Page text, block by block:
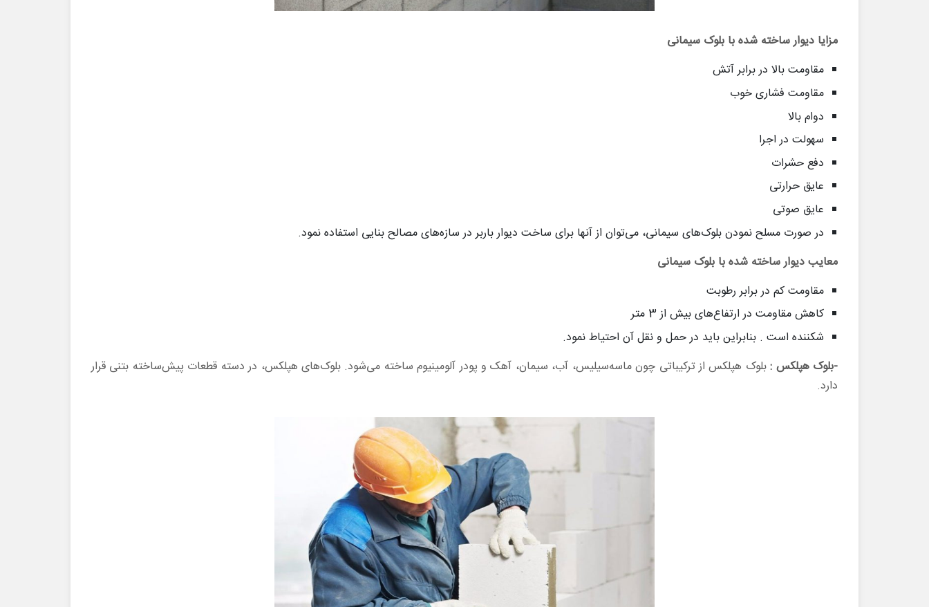
مزایا دیوار ساخته شده با بلوک سیمانی
مقاومت بالا در برابر آتش
مقاومت فشاری خوب
دوام بالا
سهولت در اجرا
دفع حشرات
عایق حرارتی
عایق صوتی
در صورت مسلح نمودن بلوک‌های سیمانی‌، می‌توان از آنها برای ساخت دیوار باربر در ساز‌ه‌های مصالح بنایی استفاده نمود.
معایب دیوار ساخته شده با بلوک سیمانی
مقاومت کم در برابر رطوبت
کاهش مقاومت در ارتفاع‌های بیش از 3 متر
شکننده است . بنابراین باید در حمل و نقل آن احتیاط نمود.
-بلوک هپلکس :بلوک هپلکس از ترکیباتی چون ماسه‌سیلیس، آب، سیمان، آهک و پودر آلومینیوم ساخته می‌شود. بلوک‌های هپلکس، در دسته قطعات پیش‌ساخته بتنی قرار
دارد.